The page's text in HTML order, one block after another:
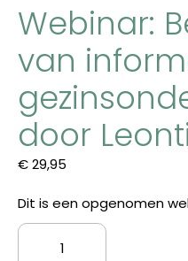
Webinar:
van
door
€29,95
Dit is een opgenomen
Webinar: